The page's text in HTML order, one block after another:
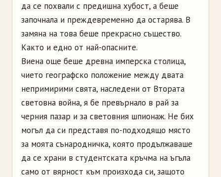
да се похвали с предишна хубост, а беше
започнала и преждевременно да остарява. В
замяна на това беше прекрасно същество.
Както и едно от най-опасните.
Виена още беше древна имперска столица,
чието географско положение между двата
непримирими свята, наследени от Втората
световна война, я бе превърнало в рай за
черния пазар и за световния шпионаж. Не бих
могъл да си представя по-подходящо място
за моята сънародничка, която продължаваше
да се храни в студентската кръчма на ъгъла
само от вярност към произхода си, защото